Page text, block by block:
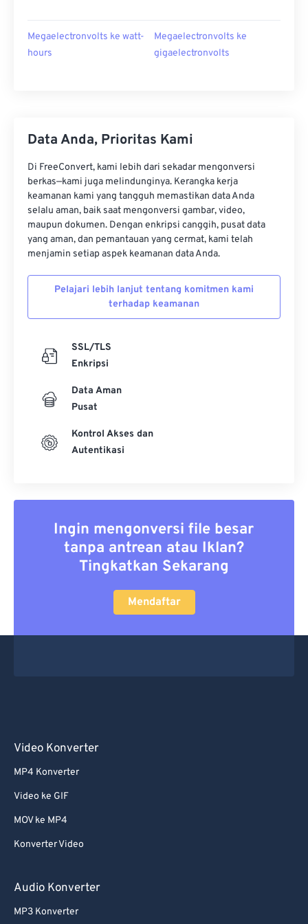
Megaelectronvolts ke watt-
hours
Megaelectronvolts ke
gigaelectronvolts
Data Anda, Prioritas Kami
Di FreeConvert, kami lebih dari sekadar mengonversi
berkas—kami juga melindunginya. Kerangka kerja
keamanan kami yang tangguh memastikan data Anda
selalu aman, baik saat mengonversi gambar, video,
maupun dokumen. Dengan enkripsi canggih, pusat data
yang aman, dan pemantauan yang cermat, kami telah
menjamin setiap aspek keamanan data Anda.
Pelajari lebih lanjut tentang komitmen kami
terhadap keamanan
SSL/TLS
Enkripsi
Data Aman
Pusat
Kontrol Akses dan
Autentikasi
Ingin mengonversi file besar
tanpa antrean atau Iklan?
Tingkatkan Sekarang
Mendaftar
Video Konverter
MP4 Konverter
Video ke GIF
MOV ke MP4
Konverter Video
Audio Konverter
MP3 Konverter